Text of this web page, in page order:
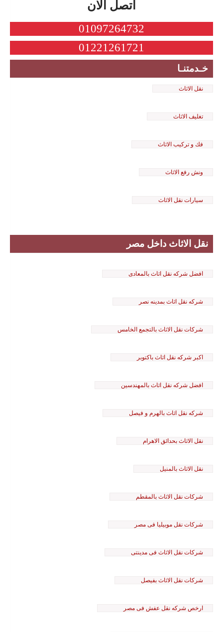
اتصل الان
01097264732
01221261721
خـدمتنـا
نقل الاثاث
تغليف الاثاث
فك و تركيب الاثاث
ونش رفع الاثاث
سيارات نقل الاثاث
نقل الاثاث داخل مصر
افضل شركه نقل اثاث بالمعادى
شركه نقل اثاث بمدينه نصر
شركات نقل الاثاث بالتجمع الخامس
اكبر شركه نقل اثاث باكتوبر
افضل شركه نقل اثاث بالمهندسين
شركه نقل اثاث بالهرم و فيصل
نقل الاثاث بحدائق الاهرام
نقل الاثاث بالمنيل
شركات نقل الاثاث بالمقطم
شركات نقل موبيليا فى مصر
شركات نقل الاثاث فى مدينتى
شركات نقل الاثاث بفيصل
ارخص شركه نقل عفش فى مصر